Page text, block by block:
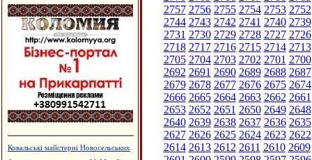
Ковальські майстерні Новосельських
2757 2756 2755 2754 2753 2752
2744 2743 2742 2741 2740 2739
2731 2730 2729 2728 2727 2726
2718 2717 2716 2715 2714 2713
2705 2704 2703 2702 2701 2700
2692 2691 2690 2689 2688 2687
2679 2678 2677 2676 2675 2674
2666 2665 2664 2663 2662 2661
2653 2652 2651 2650 2649 2648
2640 2639 2638 2637 2636 2635
2627 2626 2625 2624 2623 2622
2614 2613 2612 2611 2610 2609